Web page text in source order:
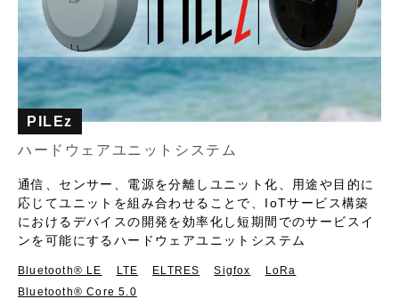
PILEz
ハードウェアユニットシステム
通信、センサー、電源を分離しユニット化、用途や目的に
応じてユニットを組み合わせることで、IoTサービス構築
におけるデバイスの開発を効率化し短期間でのサービスイ
ンを可能にするハードウェアユニットシステム
Bluetooth®︎ LE LTE ELTRES Sigfox
LoRa
Bluetooth® Core 5.0